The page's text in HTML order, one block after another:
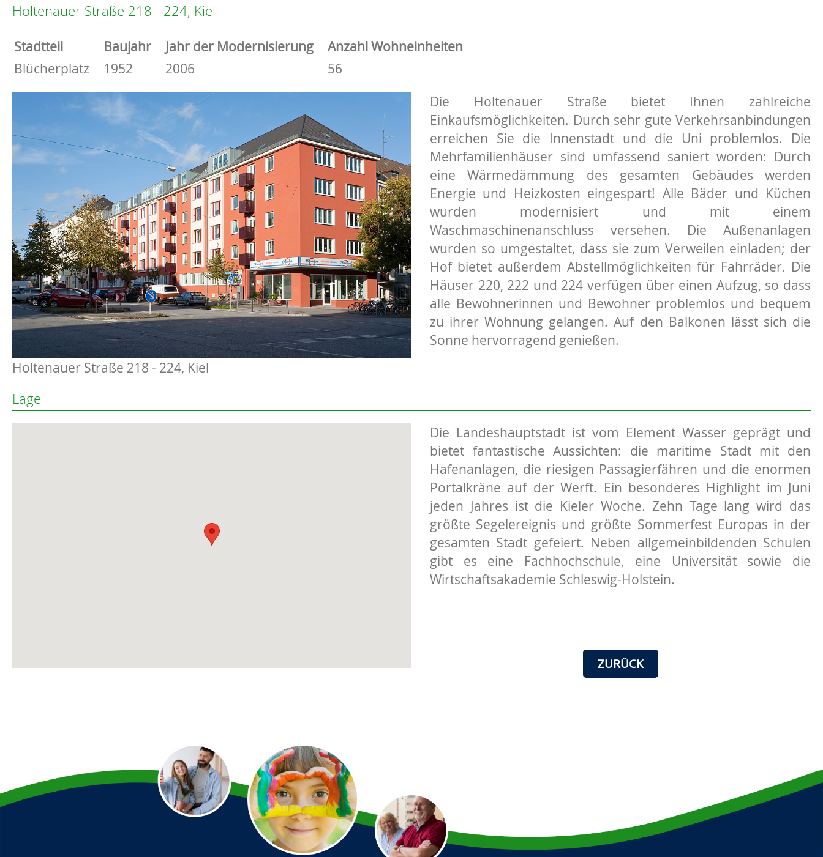
Heikendorf
Kronshagen
Kiel
Schwentinental
Preetz
Heide
Bordesholm
Elmshorn
Holtenauer Straße 218 - 224, Kiel
Stammdaten
Basisdaten zur Immobilie
Stadtteil Baujahr Jahr der Modernisierung
Anzahl Wohneinheiten
Blücherplatz
1952 2006 56
Holtenauer Straße 218 - 224, Kiel
Beschreibung
Die Holtenauer Straße bietet Ihnen zahlreiche
Einkaufsmöglichkeiten. Durch sehr gute Verkehrsanbindungen
erreichen Sie die Innenstadt und die Uni problemlos. Die
Mehrfamilienhäuser sind umfassend saniert worden: Durch
eine Wärmedämmung des gesamten Gebäudes werden
Energie und Heizkosten eingespart! Alle Bäder und Küchen
wurden modernisiert und mit einem
Waschmaschinenanschluss versehen. Die Außenanlagen
wurden so umgestaltet, dass sie zum Verweilen einladen; der
Hof bietet außerdem Abstellmöglichkeiten für Fahrräder. Die
Häuser 220, 222 und 224 verfügen über einen Aufzug, so dass
alle Bewohnerinnen und Bewohner problemlos und bequem
zu ihrer Wohnung gelangen. Auf den Balkonen lässt sich die
Sonne hervorragend genießen.
Lage
Die Landeshauptstadt ist vom Element Wasser geprägt und
bietet fantastische Aussichten: die maritime Stadt mit den
Hafenanlagen, die riesigen Passagierfähren und die enormen
Portalkräne auf der Werft. Ein besonderes Highlight im Juni
jeden Jahres ist die Kieler Woche. Zehn Tage lang wird das
größte Segelereignis und größte Sommerfest Europas in der
gesamten Stadt gefeiert. Neben allgemeinbildenden Schulen
gibt es eine Fachhochschule, eine Universität sowie die
Wirtschaftsakademie Schleswig-Holstein.
ZURÜCK